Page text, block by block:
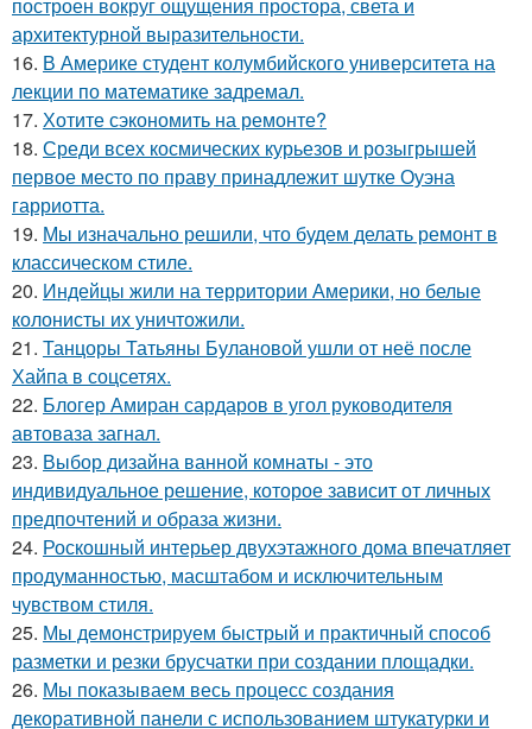
архитектурной выразительности.
16. В Америке студент колумбийского университета на
лекции по математике задремал.
17. Хотите сэкономить на ремонте?
18. Среди всех космических курьезов и розыгрышей
первое место по праву принадлежит шутке Оуэна
гарриотта.
19. Мы изначально решили, что будем делать ремонт в
классическом стиле.
20. Индейцы жили на территории Америки, но белые
колонисты их уничтожили.
21. Танцоры Татьяны Булановой ушли от неё после
Хайпа в соцсетях.
22. Блогер Амиран сардаров в угол руководителя
автоваза загнал.
23. Выбор дизайна ванной комнаты - это
индивидуальное решение, которое зависит от личных
предпочтений и образа жизни.
24. Роскошный интерьер двухэтажного дома впечатляет
продуманностью, масштабом и исключительным
чувством стиля.
25. Мы демонстрируем быстрый и практичный способ
разметки и резки брусчатки при создании площадки.
26. Мы показываем весь процесс создания
декоративной панели с использованием штукатурки и